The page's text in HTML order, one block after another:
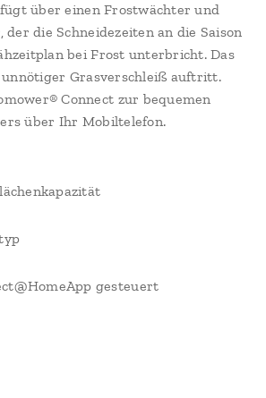
über einen Frostwächter und
die Schneidezeiten an die Saison
bei Frost unterbricht. Das
unnötiger Grasverschleiß auftritt.
Connect zur bequemen
über Ihr Mobiltelefon.
gesteuert